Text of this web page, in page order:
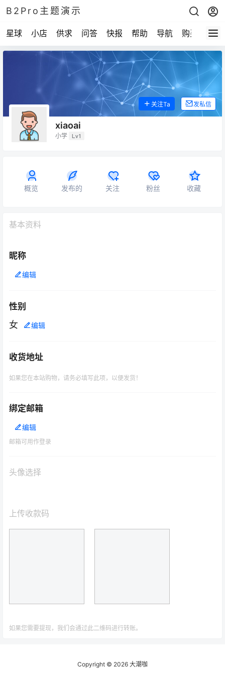
B2Pro主题演示
星球 小店 供求 问答 快报 帮助 导航 购买
xiaoai
小学 Lv1
关注Ta 发私信
概览 发布的 关注 粉丝 收藏
基本资料
昵称
编辑
性别
女 编辑
收货地址
如果您在本站购物，请务必填写此项，以便发货！
绑定邮箱
编辑
邮箱可用作登录
头像选择
上传收款码
如果您需要提现，我们会通过此二维码进行转账。
Copyright © 2026 大潮咖